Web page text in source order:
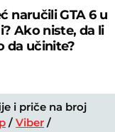
naručili GTA 6 u
Ako niste, da li
da učinite?
i priče na broj
/Viber /